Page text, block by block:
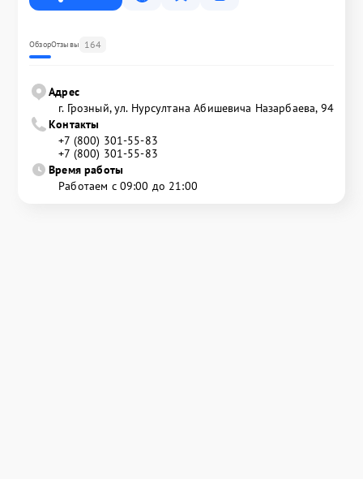
ОбзорОтзывы 164
Адрес
г. Грозный, ул. Нурсултана Абишевича Назарбаева, 94
Контакты
+7 (800) 301-55-83
+7 (800) 301-55-83
Время работы
Работаем с 09:00 до 21:00